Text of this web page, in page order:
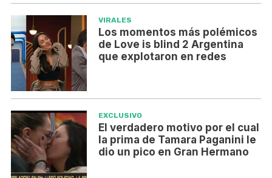
VIRALES
Los momentos más polémicos
de Love is blind 2 Argentina
que explotaron en redes
EXCLUSIVO
El verdadero motivo por el cual
la prima de Tamara Paganini le
dio un pico en Gran Hermano